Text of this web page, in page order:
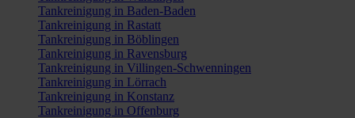
Tankreinigung in Baden-Baden
Tankreinigung in Rastatt
Tankreinigung in Böblingen
Tankreinigung in Ravensburg
Tankreinigung in Villingen-Schwenningen
Tankreinigung in Lörrach
Tankreinigung in Konstanz
Tankreinigung in Offenburg